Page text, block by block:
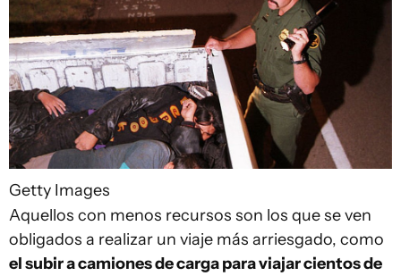
Getty Images
Aquellos con menos recursos son los que se ven
obligados a realizar un viaje más arriesgado, como
el subir a camiones de carga para viajar cientos de